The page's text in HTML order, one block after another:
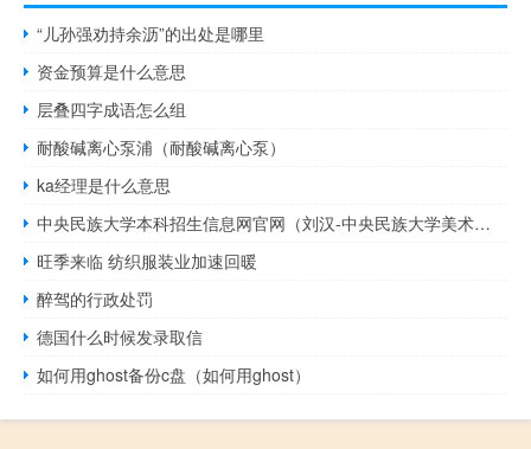
“儿孙强劝持余沥”的出处是哪里
资金预算是什么意思
层叠四字成语怎么组
耐酸碱离心泵浦（耐酸碱离心泵）
ka经理是什么意思
中央民族大学本科招生信息网官网（刘汉-中央民族大学美术系教授简介）
旺季来临 纺织服装业加速回暖
醉驾的行政处罚
德国什么时候发录取信
如何用ghost备份c盘（如何用ghost）